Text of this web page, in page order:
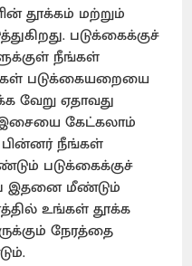
தூக்கம் மற்றும்
படுக்கைக்குச்
நீங்கள்
படுக்கையறையை
வேறு ஏதாவது
கேட்கலாம்
நீங்கள்
படுக்கைக்குச்
இதனை மீண்டும்
உங்கள் தூக்க
நேரத்தை